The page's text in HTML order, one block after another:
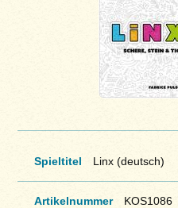
Spieltitel Linx (deutsch)
Artikelnummer KOS1086